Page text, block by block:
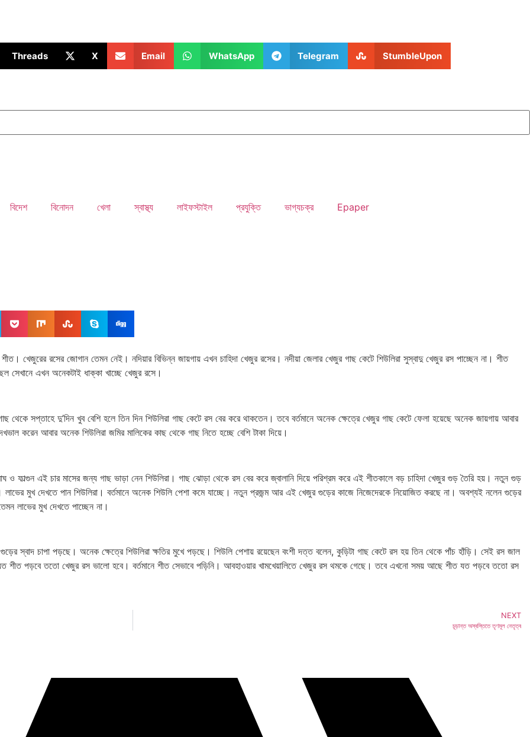
Threads X Email WhatsApp Telegram StumbleUpon
বিদেশ বিনোদন খেলা স্বাস্থ্য লাইফস্টাইল প্রযুক্তি ভাগ্যচক্র Epaper
খেজুরের রসের জোগান তেমন নেই। নদিয়ার বিভিন্ন জায়গায় এখন চাহিদা খেজুর রসের। নদীয়া জেলার খেজুর গাছ কেটে শিউলিরা সুস্বাদু খেজুর রস পাচ্ছেন না। শীত
সেখানে এখন অনেকটাই ধাক্কা খাচ্ছে খেজুর রসে।
থেকে সপ্তাহে দু’দিন খুব বেশি হলে তিন দিন শিউলিরা গাছ কেটে রস বের করে থাকতেন। তবে বর্তমানে অনেক ক্ষেত্রে খেজুর গাছ কেটে ফেলা হয়েছে অনেক জায়গায় আবার
করেন আবার অনেক শিউলিরা জমির মালিকের কাছ থেকে গাছ নিতে হচ্ছে বেশি টাকা দিয়ে।
ফাল্গুন এই চার মাসের জন্য গাছ ভাড়া নেন শিউলিরা। গাছ ঝোড়া থেকে রস বের করে জ্বালানি দিয়ে পরিশ্রম করে এই শীতকালে বড় চাহিদা খেজুর গুড় তৈরি হয়। নতুন গুড়
মুখ দেখতে পান শিউলিরা। বর্তমানে অনেক শিউলি পেশা কমে যাচ্ছে। নতুন প্রজন্ম আর এই খেজুর গুড়ের কাজে নিজেদেরকে নিয়োজিত করছে না। অবশ্যই নলেন গুড়ের
লাভের মুখ দেখতে পাচ্ছেন না।
স্বাদ চাপা পড়ছে। অনেক ক্ষেত্রে শিউলিরা ক্ষতির মুখে পড়ছে। শিউলি পেশায় রয়েছেন বংশী দত্ত বলেন, কুড়িটা গাছ কেটে রস হয় তিন থেকে পাঁচ হাঁড়ি। সেই রস জাল
শীত পড়বে ততো খেজুর রস ভালো হবে। বর্তমানে শীত সেভাবে পড়িনি। আবহাওয়ার খামখেয়ালিতে খেজুর রস থমকে গেছে। তবে এখনো সময় আছে শীত যত পড়বে ততো রস
NEXT
চূড়ান্ত অস্বস্তিতে তৃণমূল নেতৃত্ব